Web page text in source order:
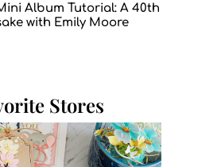
Album Tutorial: A 40th
with Emily Moore
Stores